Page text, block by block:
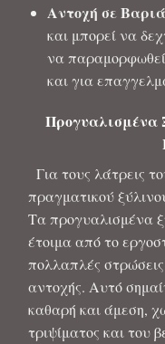
Αντοχή σε
και μπορεί να
να
και για
Προγυαλισμένα
Για τους λάτρεις
πραγματικού
Τα προγυαλισμένα
έτοιμα από το
πολλαπλές
αντοχής. Αυτό
καθαρή και άμεση,
τριψίματος και του